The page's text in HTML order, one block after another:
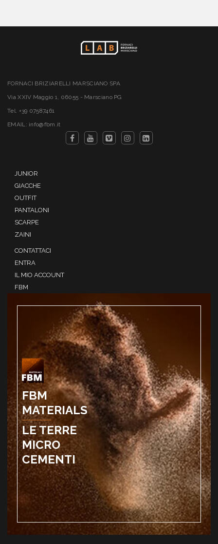
FORNACI BRIZIARELLI MARSCIANO SPA
Via XXIV Maggio 1, 06055 - Marsciano PG
Tel. +39 07587461
EMAIL: info@fbm.it
JUNIOR
GIACCHE
OUTFIT
PANTALONI
SCARPE
ZAINI
CONTATTACI
ENTRA
IL MIO ACCOUNT
FBM
FBM
MATERIALS
LE TERRE
MICRO
CEMENTI